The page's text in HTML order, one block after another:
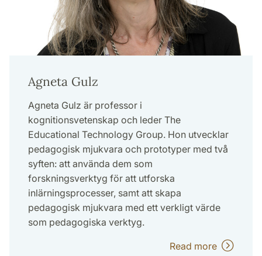
Agneta Gulz
Agneta Gulz är professor i
kognitionsvetenskap och leder The
Educational Technology Group. Hon utvecklar
pedagogisk mjukvara och prototyper med två
syften: att använda dem som
forskningsverktyg för att utforska
inlärningsprocesser, samt att skapa
pedagogisk mjukvara med ett verkligt värde
som pedagogiska verktyg.
Read more